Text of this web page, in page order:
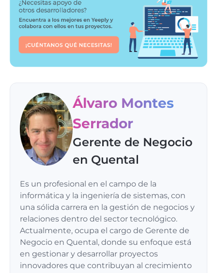
Álvaro Montes
Serrador
Gerente de Negocio
en Quental
Es un profesional en el campo de la
informática y la ingeniería de sistemas, con
una sólida carrera en la gestión de negocios y
relaciones dentro del sector tecnológico.
Actualmente, ocupa el cargo de Gerente de
Negocio en Quental, donde su enfoque está
en gestionar y desarrollar proyectos
innovadores que contribuyan al crecimiento